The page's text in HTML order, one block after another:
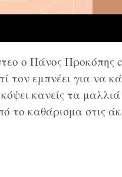
ο Πάνος Προκόπης
τον εμπνέει για να
κανείς τα
το καθάρισμα στις